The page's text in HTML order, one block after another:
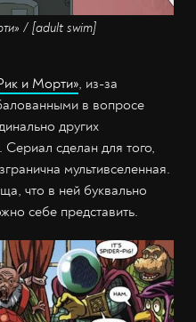
/ [adult swim]
и Морти», из-за
в вопросе
других
Сериал сделан для того,
мультивселенная.
что в ней буквально
себе представить.